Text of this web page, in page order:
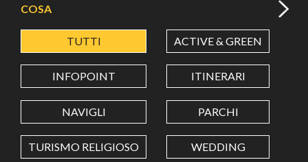
LATITUDINE
LONGITUDINE
Value in decimal degrees. Use dot (.) as decimal separator.
COSA
TUTTI ACTIVE & GREEN
INFOPOINT ITINERARI
NAVIGLI PARCHI
TURISMO RELIGIOSO WEDDING